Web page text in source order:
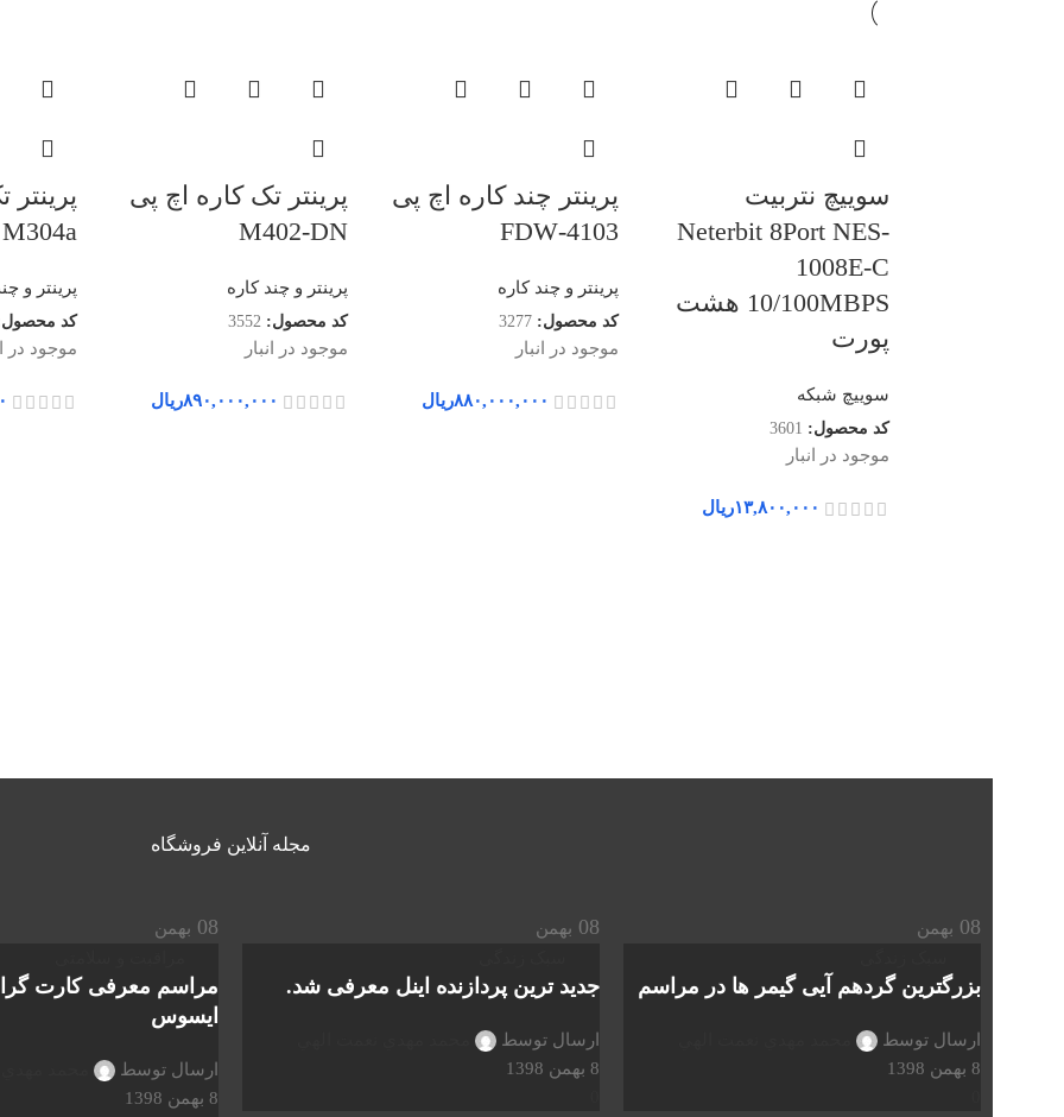
سوییچ نتربیت
Neterbit 8Port NES-
1008E-C
10/100MBPS هشت
پورت
سوییچ شبکه
کد محصول: 3601
موجود در انبار
۱۳,۸۰۰,۰۰۰ریال
پرینتر چند کاره اچ پی
4103-FDW
پرینتر و چند کاره
کد محصول: 3277
موجود در انبار
۸۸۰,۰۰۰,۰۰۰ریال
پرینتر تک کاره اچ پی
M402-DN
پرینتر و چند کاره
کد محصول: 3552
موجود در انبار
۸۹۰,۰۰۰,۰۰۰ریال
M304a
پرینتر و
کد
موجود در
مجله آنلاین فروشگاه
08 بهمن
بزرگترین گردهم آیی گیمر ها در مراسم
ارسال توسط
8 بهمن 1398
08 بهمن
جدید ترین پردازنده اینل معرفی شد.
ارسال توسط
8 بهمن 1398
08 بهمن
مراسم معرفی کارت
ایسوس
ارسال توسط
8 بهمن 1398